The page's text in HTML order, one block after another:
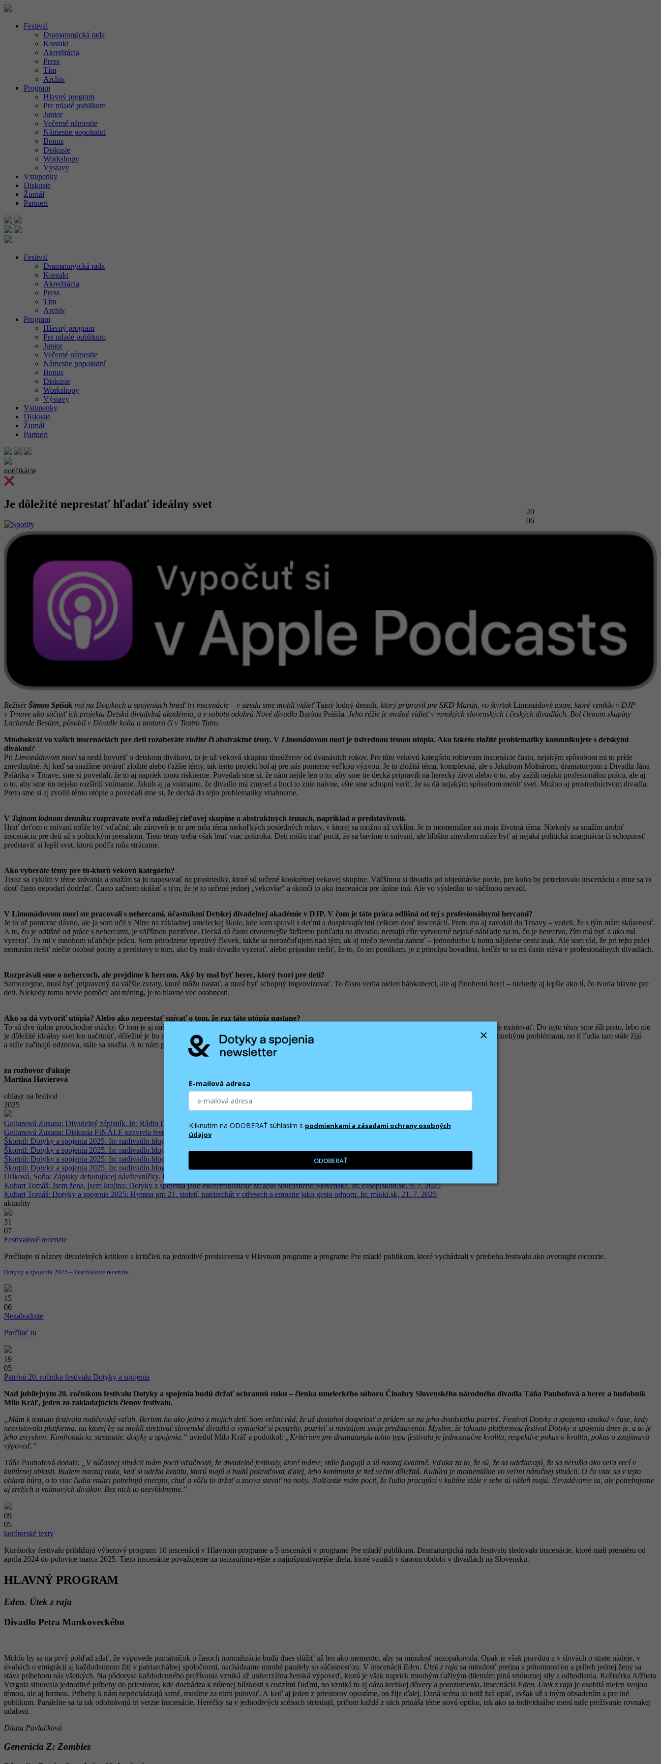
Festival
Dramaturgická rada
Kontakt
Akreditácia
Press
Tím
Archív
Program
Hlavný program
Pre mladé publikum
Junior
Večerné námestie
Námestie popoludní
Bonus
Diskusie
Workshopy
Výstavy
Vstupenky
Diskusie
Žurnál
Partneri
Festival
Dramaturgická rada
Kontakt
Akreditácia
Press
Tím
Archív
Program
Hlavný program
Pre mladé publikum
Junior
Večerné námestie
Námestie popoludní
Bonus
Diskusie
Workshopy
Výstavy
Vstupenky
Diskusie
Žurnál
Partneri
notifikácie
20
06
Je dôležité neprestať hľadať ideálny svet
Režisér Šimon Spišák má na Dotykoch a spojeniach hneď tri inscenácie – v stredu sme mohli vidieťTajný lodný denník , ktorý pripravil pre SKD Martin, vo štvrtok Limonádové more , ktoré vzniklo v DJP
v Trnave ako súčasť ich projektu Detská divadelná akadémia, a v sobotu odohrá Nové divadlo Baróna Prášila. Jeho réžie je možné vidieť v mnohých slovenských i českých divadlách. Bol členom skupiny
Lachende Bestien, pôsobil v Divadle koňa a motora či v Teatro Tatro.
Mnohokrát vo vašich inscenáciách pre deti rozoberáte zložité či abstraktné témy. V Limonádovom mori je ústrednou témou utópia. Ako takéto zložité problematiky komunikujete s detskými
divákmi?
Pri Limonádovom mori sa nedá hovoriť o detskom divákovi, to je už veková skupina tínedžerov od dvanástich rokov. Pre túto vekovú kategóriu robievam inscenácie často, nejakým spôsobom mi to príde
zmysluplné. Aj keď sa snažíme otvárať zložité alebo ťažšie témy, tak tento projekt bol aj pre nás pomerne veľkou výzvou. Je to zložitá téma, komplexná, ale s Jakubom Molnárom, dramaturgom z Divadla Jána
Palárika v Trnave, sme si povedali, že to aj napriek tomu riskneme. Povedali sme si, že nám nejde len o to, aby sme tie decká pripravili na herecký život alebo o to, aby zažili nejakú profesionálnu prácu, ale aj
o to, aby sme im nejako rozšírili vnímanie. Jakub aj ja vnímame, že divadlo má zmysel a hoci to znie naivne, ešte sme schopní veriť, že sa dá nejakým spôsobom meniť svet. Možno aj prostredníctvom divadla.
Preto sme si aj zvolili tému utópie a povedali sme si, že decká do tejto problematiky vtiahneme.
V Tajnom lodnom denníku rozprávate oveľa mladšej cieľovej skupine o abstraktných témach, napríklad o predstavivosti.
Hrať deťom o snívaní môže byť vďačné, ale zároveň je to pre mňa téma niekoľkých posledných rokov, v ktorej sa možno až cyklím. Je to momentálne asi moja životná téma. Niekedy sa snažím urobiť
inscenáciu pre deti až s politickým presahom. Tieto témy treba však brať viac zoširoka. Deti môžu mať pocit, že sa bavíme o snívaní, ale hlbším zmyslom môže byť aj nejaká politická imaginácia či schopnosť
predstaviť si lepší svet, ktorú podľa mňa strácame.
Ako vyberáte témy pre tú-ktorú vekovú kategóriu?
Teraz sa cyklím v téme snívania a snažím sa ju napasovať na prostriedky, ktoré sú určené konkrétnej vekovej skupine. Väčšinou si divadlo pri objednávke povie, pre koho by potrebovalo inscenáciu a mne sa to
dosť často nepodarí dodržať. Často začnem skúšať s tým, že je to určené jednej „vekovke“ a skončí to ako inscenácia pre úplne inú. Ale vo výsledku to väčšinou nevadí.
V Limonádovom mori ste pracovali s nehercami, účastníkmi Detskej divadelnej akadémie v DJP. V čom je táto práca odlišná od tej s profesionálnymi hercami?
Je to už pomerne dávno, ale ja som učil v Nitre na základnej umeleckej škole, kde som spravil s deťmi a dospievajúcimi celkom dosť inscenácií. Preto ma aj zavolali do Trnavy – vedeli, že s tým mám skúsenosť.
A to, čo je odlišné od práce s nehercami, je väčšinou pozitívne. Decká sú často otvorenejšie širšiemu pohľadu na divadlo, nemajú ešte vytvorené nejaké náhľady na to, čo je herectvo, čím má byť a ako má
vyzerať. To mi v mnohom uľahčuje prácu. Som prirodzene trpezlivý človek, takže sa nerozčuľujem nad tým, ak aj niečo nevedia zahrať – jednoducho k tomu nájdeme cestu inak. Ale som rád, že pri tejto práci
nemusím riešiť niečie osobné pocity a predstavy o tom, ako by malo divadlo vyzerať, alebo prípadne riešiť, že to, čo im ponúkam, je z princípu hovadina, keďže to sa mi často stáva v profesionálnych divadlách.
Rozprávali sme o nehercoch, ale prejdime k hercom. Aký by mal byť herec, ktorý tvorí pre deti?
Samozrejme, musí byť pripravený na väčšie zvraty, ktoré môžu nastať, a musí byť schopný improvizovať. To často vedia nielen bábkoherci, ale aj činoherní herci – niekedy aj lepšie ako tí, čo tvoria hlavne pre
deti. Niekedy tomu nevie pomôcť ani tréning, je to hlavne vec osobnosti.
Ako sa dá vytvoriť utópia? Alebo ako neprestať snívať o tom, že raz táto utópia nastane?
To sú dve úplne protichodné otázky. O tom je aj naša inscenácia – nechceme hovoriť o tom, ako sa dá utópia vytvoriť, tá z podstaty veci neexistuje a ani nemôže existovať. Do tejto témy sme išli preto, lebo nie
je dôležité ideálny svet len načrtnúť, dôležité je ho neprestať hľadať. Preto sme aj použili ako predlohu knihu
od Katarzyny Boni. To mesto si prešlo mnohými problémami, no tí ľudia tam stále žijú
a stále začínajú odznova, stále sa snažia. A to nám prišlo ako niečo, čo dnes vo svete trochu chýba.
za rozhovor ďakuje
Martina Havierová
ohlasy na festival
2025
Golianová Zuzana: Divadelný zápisník. In: Rádio Devín, 27. 6. 2025
Golianová Zuzana: Diskusia FINÁLE uzavrela festival Dotyky a spojenia. In: Rádio Devín, 23. 6. 2025
Škorpil: Dotyky a spojenia 2025. In: nadivadlo.blogspot.com, 21. 6. 2025
Škorpil: Dotyky a spojenia 2025. In: nadivadlo.blogspot.com, 20. 6. 2025
Škorpil: Dotyky a spojenia 2025. In: nadivadlo.blogspot.com, 19. 6. 2025
Škorpil: Dotyky a spojenia 2025. In: nadivadlo.blogspot.com, 18. 6. 2025
Uríková, Soňa: Zápisky debutujúcej návštevníčky. In: kapital-noviny.sk, 25. 6. 2025.
Kubart Tomáš: Jsem žena, jsem krajina: Dotyky a spojenia jako ekofeministické zrcadlo současného Slovenska. In: casopiskod.sk, 9. 7. 2025
Kubart Tomáš: Dotyky a spojenia 2025: Hymna pro 21. století, patriarchát v otřesech a empatie jako gesto odporu. In: mloki.sk, 21. 7. 2025
aktuality
31
07
Festivalové recenzie
Prečítajte si názory divadelných kritikov a kritičiek na jednotlivé predstavenia v Hlavnom programe a programe Pre mladé publikum, ktoré vychádzali v priebehu festivalu ako overnight recenzie.
Dotyky a spojenia 2025 – Festivalové recenzie
15
06
Nezabudnite
Prečítať tu
19
05
Patróni 20. ročníka festivalu Dotyky a spojenia
Nad jubilejným 20. ročníkom festivalu Dotyky a spojenia budú držať ochrannú ruku – členka umeleckého súboru Činohry Slovenského národného divadla Táňa Pauhofová a herec a hudobník
Milo Kráľ, jeden zo zakladajúcich členov festivalu.
„Mám k tomuto festivalu rodičovský vzťah. Beriem ho ako jedno z mojich detí. Som veľmi rád, že už dosiahol dospelosť a prídem sa na jeho dvadsiatku pozrieť. Festival Dotyky a spojenia vznikal v čase, kedy
neexistovala platforma, na ktorej by sa mohli stretávať slovenské divadlá a vymieňať si postrehy, pozrieť si navzájom svoje predstavenia. Myslím, že takouto platformou festival Dotyky a spojenia dnes je, a to je
jeho zmyslom. Konfrontácia, stretnutie, dotyky a spojenia,“ uviedol Milo Kráľ a podotkol:
„Kritérium pre dramaturgiu tohto typu festivalu je jednoznačne kvalita, respektíve pokus o kvalitu, pokus o zaujímavú
výpoveď.“
Táňa Pauhofová dodala:
„V súčasnej situácii mám pocit vďačnosti, že divadelné festivaly, ktoré máme, stále fungujú a sú naozaj kvalitné. Vďaka za to, že sú, že sa udržiavajú, že sa nerušia ako veľa vecí v
kultúrnej oblasti. Budem naozaj rada, keď si udržia kvalitu, ktorú majú a budú pokračovať ďalej, lebo kontinuita je tiež veľmi dôležitá. Kultúra je momentálne vo veľmi náročnej situácii. O čo viac sa v tejto
oblasti búra, o to viac ľudia vnútri potrebujú energiu, chuť a vôľu to držať a znova stavať na nohy. Našťastie mám pocit, že ľudia pracujúci v kultúre stále v sebe tú vášeň majú. Nevzdávame sa, ale potrebujeme
aj zrelých a vnímavých divákov. Bez nich to nezvládneme.“
09
05
kurátorské texty
Kurátorky festivalu približujú výberový program: 10 inscenácií v Hlavnom programe a 5 inscenácií v programe Pre mladé publikum. Dramaturgická rada festivalu sledovala inscenácie, ktoré mali premiéru od
apríla 2024 do polovice marca 2025. Tieto inscenácie považujeme za najzaujímavejšie a najinšpiratívnejšie diela, ktoré vznikli v danom období v divadlách na Slovensku.
HLAVNÝ PROGRAM
Eden. Útek z raja
Divadlo Petra Mankoveckého
Mohlo by sa na prvý pohľad zdať, že výpovede pamätníčok o časoch normalizácie budú dnes slúžiť už len ako memento, aby sa minulosť nezopakovala. Opak je však pravdou a v slovách o strate nádeje, v
úvahách o emigrácii aj každodennom žití v patriarchálnej spoločnosti, nachádzame mnohé paralely so súčasnosťou. V inscenácii Eden. Útek z raja sa minulosť pretína s prítomnosťou a príbeh jednej ženy sa
stáva príbehom nás všetkých. Na pôdoryse každodenného prežívania vzniká až univerzálna ženská výpoveď, ktorá je však napriek mnohým ťaživým dilemám plná vnútornej sily a odhodlania. Režisérka Alžbeta
Vrzgula situovala jednotlivé príbehy do priestorov, kde dochádza k nútenej blízkosti s cudzími ľuďmi, no vzniká tu aj oáza krehkej dôvery a porozumenia. Inscenácia Eden. Útek z raja je osobitá nielen svojou
témou, ale aj formou. Príbehy k nám neprichádzajú samé, musíme za nimi putovať. A keď aj jeden z priestorov opustíme, on žije ďalej. Daná scéna sa totiž hrá opäť, avšak už s iným obsadením a pre iné
publikum. Paralelne sa tu tak odohrávajú tri verzie inscenácie. Herečky sa v jednotlivých scénach striedajú, pričom každá z nich prináša téme novú optiku, tak ako sa individuálne mení naše prežívanie rovnakej
udalosti.
Diana Pavlačková
Generácia Z: Zombies
E-mailová adresa
Kliknutím na ODOBERAŤ súhlasím s podmienkami a zásadami ochrany osobných
údajov
ODOBERAŤ